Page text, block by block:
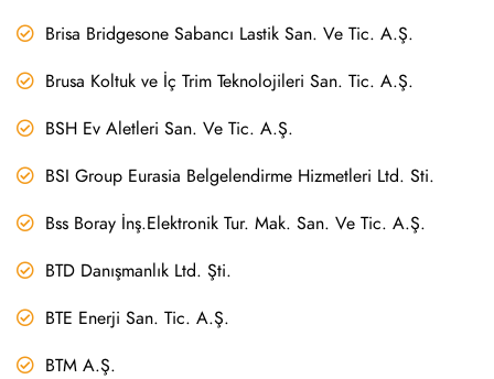
Brisa Bridgesone Sabancı Lastik San. Ve Tic. A.Ş.
Brusa Koltuk ve İç Trim Teknolojileri San. Tic. A.Ş.
BSH Ev Aletleri San. Ve Tic. A.Ş.
BSI Group Eurasia Belgelendirme Hizmetleri Ltd. Sti.
Bss Boray İnş.Elektronik Tur. Mak. San. Ve Tic. A.Ş.
BTD Danışmanlık Ltd. Şti.
BTE Enerji San. Tic. A.Ş.
BTM A.Ş.